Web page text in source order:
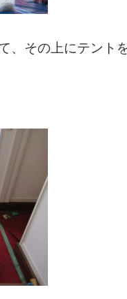
、その上にテント